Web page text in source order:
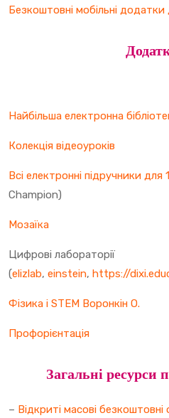
Безкоштовні мобільні додатки
Найбільша електронна
Колекція відеоуроків
Всі електронні підручники для
Champion)
Мозаїка
Цифрові лабораторії
(elizlab, einstein, https://
Фізика і STEM Воронкін О.
Профорієнтація
Загальні ресурси
– Відкриті масові